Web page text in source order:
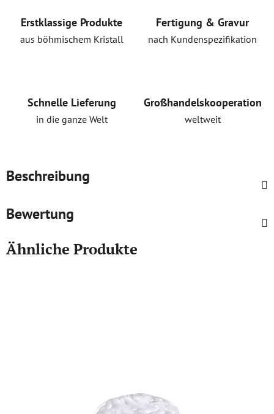
Erstklassige Produkte
aus böhmischem Kristall
Fertigung & Gravur
nach Kundenspezifikation
Schnelle Lieferung
in die ganze Welt
Großhandelskooperation
weltweit
Beschreibung
Bewertung
Ähnliche Produkte